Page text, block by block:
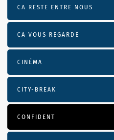
CA RESTE ENTRE NOUS
CA VOUS REGARDE
CINÉMA
CITY-BREAK
CONFIDENT